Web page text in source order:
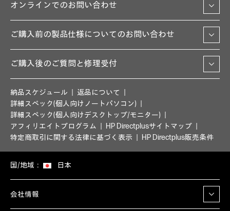
オンラインでのお問い合わせ
ご購入前の製品仕様についてのお問い合わせ
ご購入後のご質問と修理受付
納品スケジュール
返品について
詳細スペック(個人向けノートパソコン)
詳細スペック(個人向けデスクトップ/モニター)
アフィリエイトプログラム
HP Directplusサイトマップ
特定商取引に関する法律に基づく表示
HP Directplus販売条件
国/地域： 日本
会社情報